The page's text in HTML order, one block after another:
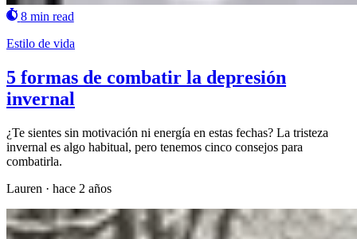
8 min read
Estilo de vida
5 formas de combatir la depresión
invernal
¿Te sientes sin motivación ni energía en estas fechas? La tristeza
invernal es algo habitual, pero tenemos cinco consejos para
combatirla.
Lauren · hace 2 años